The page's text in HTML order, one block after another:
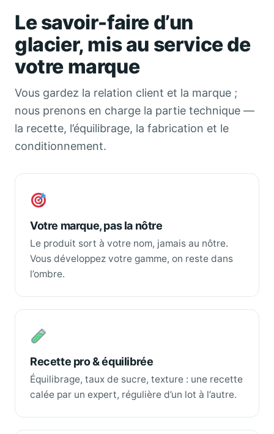
Le savoir-faire d’un
glacier, mis au service de
votre marque
Vous gardez la relation client et la marque ;
nous prenons en charge la partie technique —
la recette, l’équilibrage, la fabrication et le
conditionnement.
Votre marque, pas la nôtre
Le produit sort à votre nom, jamais au nôtre.
Vous développez votre gamme, on reste dans
l’ombre.
Recette pro & équilibrée
Équilibrage, taux de sucre, texture : une recette
calée par un expert, régulière d’un lot à l’autre.